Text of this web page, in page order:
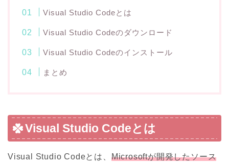
Visual Studio Codeとは
Visual Studio Codeのダウンロード
Visual Studio Codeのインストール
まとめ
Visual Studio Codeとは
Visual Studio Codeとは、 Microsoftが開発したソース